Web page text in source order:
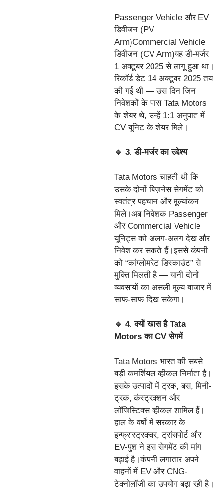
Passenger Vehicle और EV
डिवीजन (PV
Arm)Commercial Vehicle
डिवीजन (CV Arm)यह डी-मर्जर
1 अक्टूबर 2025 से लागू हुआ था।
रिकॉर्ड डेट 14 अक्टूबर 2025 तय
की गई थी — उस दिन जिन
निवेशकों के पास Tata Motors
के शेयर थे, उन्हें 1:1 अनुपात में
CV यूनिट के शेयर मिले।
🔹 3. डी-मर्जर का उद्देश्य
Tata Motors चाहती थी कि
उसके दोनों बिज़नेस सेगमेंट को
स्वतंत्र पहचान और मूल्यांकन
मिले।अब निवेशक Passenger
और Commercial Vehicle
यूनिट्स को अलग-अलग देख और
निवेश कर सकते हैं।इससे कंपनी
को “कांग्लोमरेट डिस्काउंट” से
मुक्ति मिलती है — यानी दोनों
व्यवसायों का असली मूल्य बाजार में
साफ-साफ दिख सकेगा।
🔹 4. क्यों खास है Tata
Motors का CV सेगमें
Tata Motors भारत की सबसे
बड़ी कमर्शियल व्हीकल निर्माता है।
इसके उत्पादों में ट्रक, बस, मिनी-
ट्रक, कंस्ट्रक्शन और
लॉजिस्टिक्स व्हीकल शामिल हैं।
हाल के वर्षों में सरकार के
इन्फ्रास्ट्रक्चर, ट्रांसपोर्ट और
EV-पुश ने इस सेगमेंट की मांग
बढ़ाई है।कंपनी लगातार अपने
वाहनों में EV और CNG-
टेक्नोलॉजी का उपयोग बढ़ा रही है।